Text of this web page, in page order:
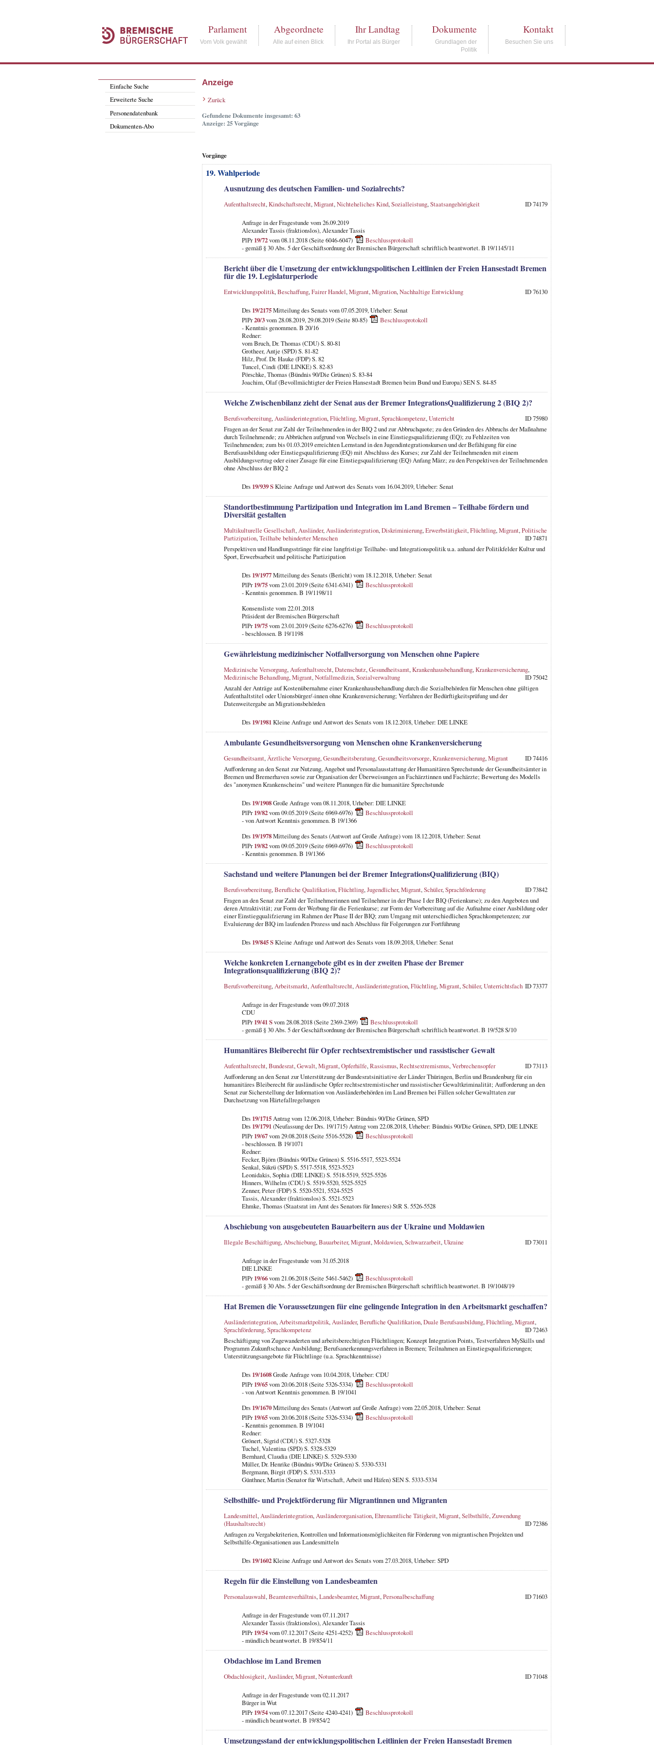
Parlament
Vom Volk gewählt
Abgeordnete
Alle auf einen Blick
Ihr Landtag
Ihr Portal als Bürger
Dokumente
Grundlagen der
Politik
Kontakt
Besuchen Sie uns
Einfache Suche
Erweiterte Suche
Personendatenbank
Dokumenten-Abo
Anzeige
Zurück
Gefundene Dokumente insgesamt: 63
Anzeige: 25 Vorgänge
Vorgänge
19. Wahlperiode
Ausnutzung des deutschen Familien- und Sozialrechts?
Aufenthaltsrecht,Kindschaftsrecht,Migrant,Nichteheliches Kind,Sozialleistung,Staatsangehörigkeit ID 74179
Anfrage in der Fragestundevom 26.09.2019
Alexander Tassis (fraktionslos), Alexander Tassis
PlPr19/72vom 08.11.2018 (Seite 6046-6047)
Beschlussprotokoll
- gemäß § 30 Abs. 5 der Geschäftsordnung der Bremischen Bürgerschaft schriftlich beantwortet. B 19/1145/11
Bericht über die Umsetzung der entwicklungspolitischen Leitlinien der Freien Hansestadt Bremen
für die 19. Legislaturperiode
Entwicklungspolitik,Beschaffung,Fairer Handel,Migrant,Migration,Nachhaltige Entwicklung ID 76130
Drs 19/2175Mitteilung des Senats vom 07.05.2019, Urheber: Senat
PlPr20/3vom 28.08.2019, 29.08.2019 (Seite 80-85)
Beschlussprotokoll
- Kenntnis genommen. B 20/16
Redner:
vom Bruch, Dr. Thomas (CDU) S. 80-81
Grotheer, Antje (SPD) S. 81-82
Hilz, Prof. Dr. Hauke (FDP) S. 82
Tuncel, Cindi (DIE LINKE) S. 82-83
Pörschke, Thomas (Bündnis 90/Die Grünen) S. 83-84
Joachim, Olaf (Bevollmächtigter der Freien Hansestadt Bremen beim Bund und Europa) SEN S. 84-85
Welche Zwischenbilanz zieht der Senat aus der Bremer IntegrationsQualifizierung 2 (BIQ 2)?
Berufsvorbereitung,Ausländerintegration,Flüchtling,Migrant,Sprachkompetenz,Unterricht
ID 75980
Fragen an der Senat zur Zahl der Teilnehmenden in der BIQ 2 und zur Abbruchquote; zu den Gründen des Abbruchs der Maßnahme
durch Teilnehmende; zu Abbrüchen aufgrund von Wechsels in eine Einstiegsqualifizierung (EQ); zu Fehlzeiten von
Teilnehmenden; zum bis 01.03.2019 erreichten Lernstand in den Jugendintegrationskursen und der Befähigung für eine
Berufsausbildung oder Einstiegsqualifizierung (EQ) mit Abschluss des Kurses; zur Zahl der Teilnehmenden mit einem
Ausbildungsvertrag oder einer Zusage für eine Einstiegsqualifizierung (EQ) Anfang März; zu den Perspektiven der Teilnehmenden
ohne Abschluss der BIQ 2
Drs 19/939 SKleine Anfrage und Antwort des Senats vom 16.04.2019, Urheber: Senat
Standortbestimmung Partizipation und Integration im Land Bremen – Teilhabe fördern und
Diversität gestalten
Multikulturelle Gesellschaft,Ausländer,Ausländerintegration,Diskriminierung,Erwerbstätigkeit,Flüchtling,Migrant,Politische
Partizipation,Teilhabe behinderter Menschen
ID 74871
Perspektiven und Handlungsstränge für eine langfristige Teilhabe- und Integrationspolitik u.a. anhand der Politikfelder Kultur und
Sport, Erwerbsarbeit und politische Partizipation
Drs 19/1977Mitteilung des Senats (Bericht) vom 18.12.2018, Urheber: Senat
PlPr19/75vom 23.01.2019 (Seite 6341-6341)
Beschlussprotokoll
- Kenntnis genommen. B 19/1198/11
Konsensliste vom 22.01.2018
Präsident der Bremischen Bürgerschaft
PlPr19/75vom 23.01.2019 (Seite 6276-6276)
Beschlussprotokoll
- beschlossen. B 19/1198
Gewährleistung medizinischer Notfallversorgung von Menschen ohne Papiere
Medizinische Versorgung,Aufenthaltsrecht,Datenschutz,Gesundheitsamt,Krankenhausbehandlung,Krankenversicherung,
Medizinische Behandlung,Migrant,Notfallmedizin,Sozialverwaltung
ID 75042
Anzahl der Anträge auf Kostenübernahme einer Krankenhausbehandlung durch die Sozialbehörden für Menschen ohne gültigen
Aufenthaltstitel oder Unionsbürger/-innen ohne Krankenversicherung; Verfahren der Bedürftigkeitsprüfung und der
Datenweitergabe an Migrationsbehörden
Drs 19/1981Kleine Anfrage und Antwort des Senats vom 18.12.2018, Urheber: DIE LINKE
Ambulante Gesundheitsversorgung von Menschen ohne Krankenversicherung
Gesundheitsamt,Ärztliche Versorgung,Gesundheitsberatung,Gesundheitsvorsorge,Krankenversicherung,Migrant
ID 74416
Aufforderung an den Senat zur Nutzung, Angebot und Personalausstattung der Humanitären Sprechstunde der Gesundheitsämter in
Bremen und Bremerhaven sowie zur Organisation der Überweisungen an Fachärztinnen und Fachärzte; Bewertung des Modells
des "anonymen Krankenscheins" und weitere Planungen für die humanitäre Sprechstunde
Drs 19/1908Große Anfrage vom 08.11.2018, Urheber: DIE LINKE
PlPr19/82vom 09.05.2019 (Seite 6969-6976)
Beschlussprotokoll
- von Antwort Kenntnis genommen. B 19/1366
Drs 19/1978Mitteilung des Senats (Antwort auf Große Anfrage) vom 18.12.2018, Urheber: Senat
PlPr19/82vom 09.05.2019 (Seite 6969-6976)
Beschlussprotokoll
- Kenntnis genommen. B 19/1366
Sachstand und weitere Planungen bei der Bremer IntegrationsQualifizierung (BIQ)
Berufsvorbereitung,Berufliche Qualifikation,Flüchtling,Jugendlicher,Migrant,Schüler,Sprachförderung
ID 73842
Fragen an den Senat zur Zahl der Teilnehmerinnen und Teilnehmer in der Phase I der BIQ (Ferienkurse); zu den Angeboten und
deren Attraktivität; zur Form der Werbung für die Ferienkurse; zur Form der Vorbereitung auf die Aufnahme einer Ausbildung oder
einer Einstiegqualifzierung im Rahmen der Phase II der BIQ; zum Umgang mit unterschiedlichen Sprachkompetenzen; zur
Evaluierung der BIQ im laufenden Prozess und nach Abschluss für Folgerungen zur Fortführung
Drs 19/845 SKleine Anfrage und Antwort des Senats vom 18.09.2018, Urheber: Senat
Welche konkreten Lernangebote gibt es in der zweiten Phase der Bremer
Integrationsqualifizierung (BIQ 2)?
Berufsvorbereitung,Arbeitsmarkt,Aufenthaltsrecht,Ausländerintegration,Flüchtling,Migrant,Schüler,Unterrichtsfach ID 73377
Anfrage in der Fragestundevom 09.07.2018
CDU
PlPr19/41 Svom 28.08.2018 (Seite 2369-2369)
Beschlussprotokoll
- gemäß § 30 Abs. 5 der Geschäftsordnung der Bremischen Bürgerschaft schriftlich beantwortet. B 19/528 S/10
Humanitäres Bleiberecht für Opfer rechtsextremistischer und rassistischer Gewalt
Aufenthaltsrecht,Bundesrat,Gewalt,Migrant,Opferhilfe,Rassismus,Rechtsextremismus,Verbrechensopfer
ID 73113
Aufforderung an den Senat zur Unterstützung der Bundesratsinitiative der Länder Thüringen, Berlin und Brandenburg für ein
humanitäres Bleiberecht für ausländische Opfer rechtsextremistischer und rassistischer Gewaltkriminalität; Aufforderung an den
Senat zur Sicherstellung der Information von Ausländerbehörden im Land Bremen bei Fällen solcher Gewalttaten zur
Durchsetzung von Härtefallregelungen
Drs 19/1715Antrag vom 12.06.2018, Urheber: Bündnis 90/Die Grünen, SPD
Drs 19/1791(Neufassung der Drs. 19/1715) Antrag vom 22.08.2018, Urheber: Bündnis 90/Die Grünen, SPD, DIE LINKE
PlPr19/67vom 29.08.2018 (Seite 5516-5528)
Beschlussprotokoll
- beschlossen. B 19/1071
Redner:
Fecker, Björn (Bündnis 90/Die Grünen) S. 5516-5517, 5523-5524
Senkal, Sükrü (SPD) S. 5517-5518, 5523-5523
Leonidakis, Sophia (DIE LINKE) S. 5518-5519, 5525-5526
Hinners, Wilhelm (CDU) S. 5519-5520, 5525-5525
Zenner, Peter (FDP) S. 5520-5521, 5524-5525
Tassis, Alexander (fraktionslos) S. 5521-5523
Ehmke, Thomas (Staatsrat im Amt des Senators für Inneres) StR S. 5526-5528
Abschiebung von ausgebeuteten Bauarbeitern aus der Ukraine und Moldawien
Illegale Beschäftigung,Abschiebung,Bauarbeiter,Migrant,Moldawien,Schwarzarbeit,Ukraine ID 73011
Anfrage in der Fragestundevom 31.05.2018
DIE LINKE
PlPr19/66vom 21.06.2018 (Seite 5461-5462)
Beschlussprotokoll
- gemäß § 30 Abs. 5 der Geschäftsordnung der Bremischen Bürgerschaft schriftlich beantwortet. B 19/1048/19
Hat Bremen die Voraussetzungen für eine gelingende Integration in den Arbeitsmarkt geschaffen?
Ausländerintegration,Arbeitsmarktpolitik,Ausländer,Berufliche Qualifikation,Duale Berufsausbildung,Flüchtling,Migrant,
Sprachförderung,Sprachkompetenz
ID 72463
Beschäftigung von Zugewanderten und arbeitsberechtigten Flüchtlingen; Konzept Integration Points, Testverfahren MySkills und
Programm Zukunftschance Ausbildung; Berufsanerkennungsverfahren in Bremen; Teilnahmen an Einstiegsqualifizierungen;
Unterstützungsangebote für Flüchtlinge (u.a. Sprachkenntnisse)
Drs 19/1608Große Anfrage vom 10.04.2018, Urheber: CDU
PlPr19/65vom 20.06.2018 (Seite 5326-5334)
Beschlussprotokoll
- von Antwort Kenntnis genommen. B 19/1041
Drs 19/1670Mitteilung des Senats (Antwort auf Große Anfrage) vom 22.05.2018, Urheber: Senat
PlPr19/65vom 20.06.2018 (Seite 5326-5334)
Beschlussprotokoll
- Kenntnis genommen. B 19/1041
Redner:
Grönert, Sigrid (CDU) S. 5327-5328
Tuchel, Valentina (SPD) S. 5328-5329
Bernhard, Claudia (DIE LINKE) S. 5329-5330
Müller, Dr. Henrike (Bündnis 90/Die Grünen) S. 5330-5331
Bergmann, Birgit (FDP) S. 5331-5333
Günthner, Martin (Senator für Wirtschaft, Arbeit und Häfen) SEN S. 5333-5334
Selbsthilfe- und Projektförderung für Migrantinnen und Migranten
Landesmittel,Ausländerintegration,Ausländerorganisation,Ehrenamtliche Tätigkeit,Migrant,Selbsthilfe,Zuwendung
(Haushaltsrecht)
ID 72386
Anfragen zu Vergabekriterien, Kontrollen und Informationsmöglichkeiten für Förderung von migrantischen Projekten und
Selbsthilfe-Organisationen aus Landesmitteln
Drs 19/1602Kleine Anfrage und Antwort des Senats vom 27.03.2018, Urheber: SPD
Regeln für die Einstellung von Landesbeamten
Personalauswahl,Beamtenverhältnis,Landesbeamter,Migrant,Personalbeschaffung ID 71603
Anfrage in der Fragestunde vom 07.11.2017
Alexander Tassis (fraktionslos), Alexander Tassis
PlPr19/54vom 07.12.2017 (Seite 4251-4252)
Beschlussprotokoll
- mündlich beantwortet. B 19/854/11
Obdachlose im Land Bremen
Obdachlosigkeit,Ausländer,Migrant,Notunterkunft ID 71048
Anfrage in der Fragestunde vom 02.11.2017
Bürger in Wut
PlPr19/54vom 07.12.2017 (Seite 4240-4241)
Beschlussprotokoll
- mündlich beantwortet. B 19/854/2
Umsetzungsstand der entwicklungspolitischen Leitlinien der Freien Hansestadt Bremen